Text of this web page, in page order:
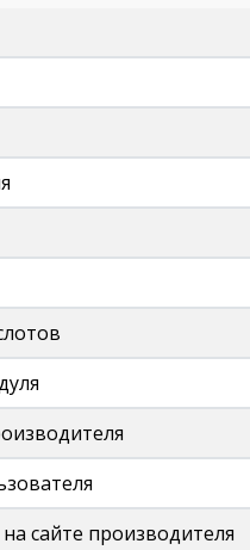
сайте производителя